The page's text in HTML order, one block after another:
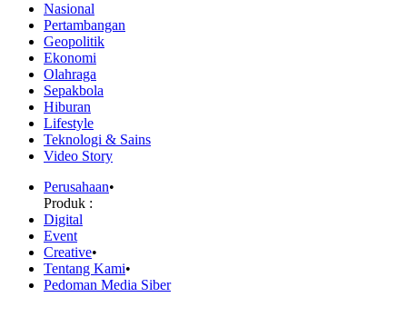
Nasional
Pertambangan
Geopolitik
Ekonomi
Olahraga
Sepakbola
Hiburan
Lifestyle
Teknologi & Sains
Video Story
Perusahaan•
Produk :
Digital
Event
Creative•
Tentang Kami•
Pedoman Media Siber